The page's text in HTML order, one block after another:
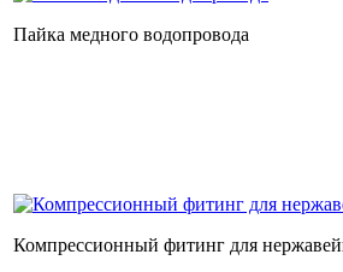
Пайка медного водопровода
Компрессионный фитинг для